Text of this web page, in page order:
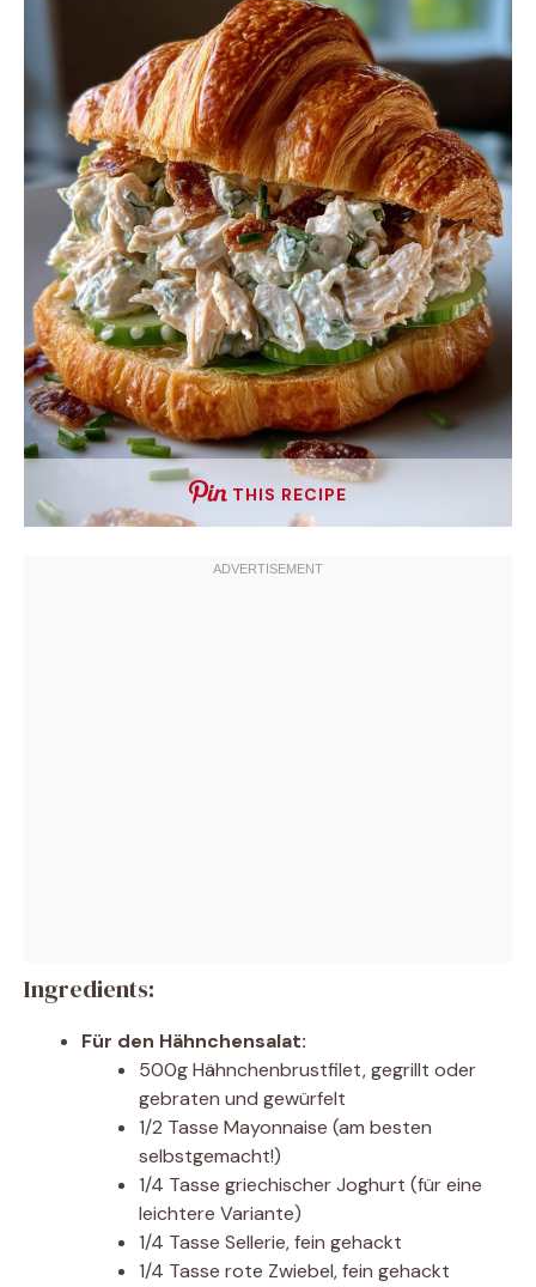
THIS RECIPE
Ingredients:
Für den Hähnchensalat:
500g Hähnchenbrustfilet, gegrillt oder
gebraten und gewürfelt
1/2 Tasse Mayonnaise (am besten
selbstgemacht!)
1/4 Tasse griechischer Joghurt (für eine
leichtere Variante)
1/4 Tasse Sellerie, fein gehackt
1/4 Tasse rote Zwiebel, fein gehackt